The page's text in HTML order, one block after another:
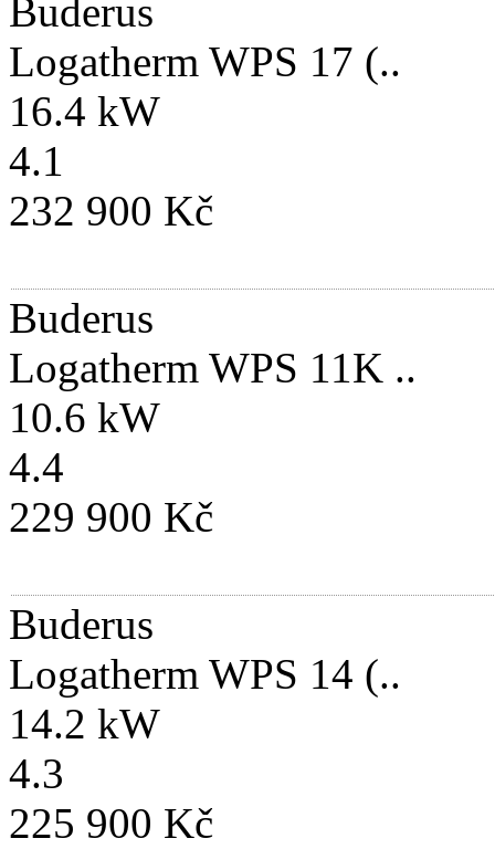
Buderus
Logatherm WPS 17 (..
16.4 kW
4.1
232 900 Kč
Buderus
Logatherm WPS 11K ..
10.6 kW
4.4
229 900 Kč
Buderus
Logatherm WPS 14 (..
14.2 kW
4.3
225 900 Kč